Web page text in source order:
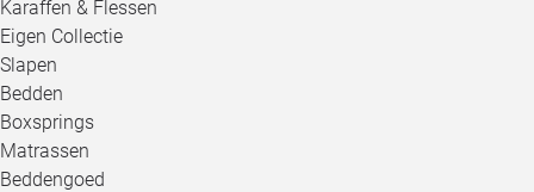
Karaffen & Flessen
Eigen Collectie
Slapen
Bedden
Boxsprings
Matrassen
Beddengoed